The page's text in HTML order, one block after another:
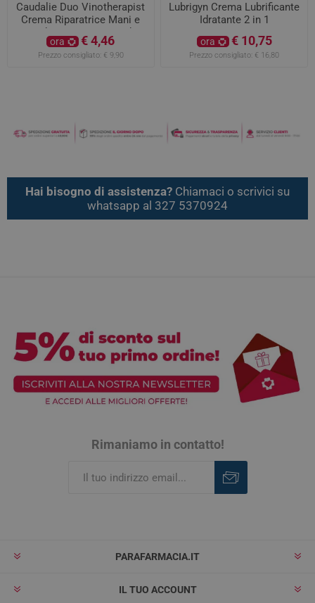
Caudalie Duo Vinotherapist
Crema Riparatrice Mani e
Unghie 30ML con Stick
Labbra 4,5GR
ora € 4,46
Prezzo consigliato: € 9,90
Lubrigyn Crema Lubrificante
Idratante 2 in 1
ora € 10,75
Prezzo consigliato: € 16,80
Hai bisogno di assistenza? Chiamaci o scrivici su
whatsapp al 327 5370924
Rimaniamo in contatto!
PARAFARMACIA.IT
IL TUO ACCOUNT